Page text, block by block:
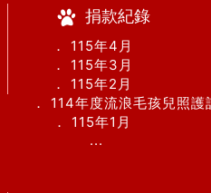
捐款紀錄
． 115年4月
． 115年3月
． 115年2月
． 114年度流浪毛孩兒照
． 115年1月
...